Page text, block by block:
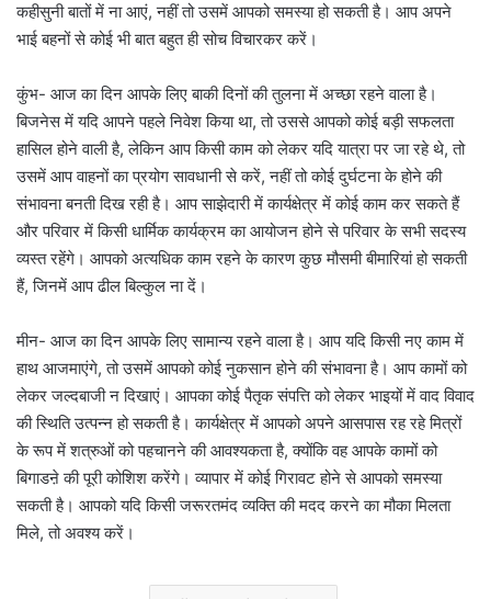
कहीसुनी बातों में ना आएं, नहीं तो उसमें आपको समस्या हो सकती है। आप अपने
भाई बहनों से कोई भी बात बहुत ही सोच विचारकर करें।
कुंभ- आज का दिन आपके लिए बाकी दिनों की तुलना में अच्छा रहने वाला है।
बिजनेस में यदि आपने पहले निवेश किया था, तो उससे आपको कोई बड़ी सफलता
हासिल होने वाली है, लेकिन आप किसी काम को लेकर यदि यात्रा पर जा रहे थे, तो
उसमें आप वाहनों का प्रयोग सावधानी से करें, नहीं तो कोई दुर्घटना के होने की
संभावना बनती दिख रही है। आप साझेदारी में कार्यक्षेत्र में कोई काम कर सकते हैं
और परिवार में किसी धार्मिक कार्यक्रम का आयोजन होने से परिवार के सभी सदस्य
व्यस्त रहेंगे। आपको अत्यधिक काम रहने के कारण कुछ मौसमी बीमारियां हो सकती
हैं, जिनमें आप ढील बिल्कुल ना दें।
मीन- आज का दिन आपके लिए सामान्य रहने वाला है। आप यदि किसी नए काम में
हाथ आजमाएंगे, तो उसमें आपको कोई नुकसान होने की संभावना है। आप कामों को
लेकर जल्दबाजी न दिखाएं। आपका कोई पैतृक संपत्ति को लेकर भाइयों में वाद विवाद
की स्थिति उत्पन्न हो सकती है। कार्यक्षेत्र में आपको अपने आसपास रह रहे मित्रों
के रूप में शत्रुओं को पहचानने की आवश्यकता है, क्योंकि वह आपके कामों को
बिगाडऩे की पूरी कोशिश करेंगे। व्यापार में कोई गिरावट होने से आपको समस्या
सकती है। आपको यदि किसी जरूरतमंद व्यक्ति की मदद करने का मौका मिलता
मिले, तो अवश्य करें।